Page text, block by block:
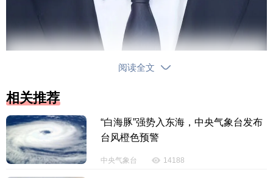
官方资料显示，龚孟建此前任山西省水利厅党组
书记、厅长。
会议同时决定，接受陈向阳因工作需要辞去长治
市人民政府市长职务的请求。报下次市人民代表大会
阅读全文
相关推荐
“白海豚”强势入东海，中央气象台发布
台风橙色预警
中央气象台 14188